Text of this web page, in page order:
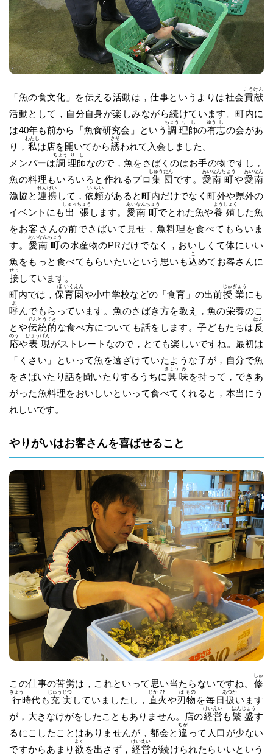
「魚の食文化」を伝える活動は，仕事というよりは社会貢
こう
献
けん
活動として，自分自身が楽しみながら続けています。町内に
は40年も前から「魚食研究会」という 調
ちょう
理
り
師
し
の有
ゆう
志
し
の会があ
り， 私
わたし
は店を開いてから誘
さそ
われて入会しました。
メンバーは調
ちょう
理
り
師
し
なので，魚をさばくのはお手の物ですし，
魚の料理もいろいろと作れるプロ集
しゅう
団
だん
です。 愛
あい
南
なん
町
ちょう
や愛
あい
南
なん
漁協と 連
れん
携
けい
して，依
い
頼
らい
があると町内だけでなく町外や県外の
イベントにも 出
しゅっ
張
ちょう
します。 愛
あい
南
なん
町
ちょう
でとれた魚や養
よう
殖
しょく
した魚
をお客さんの前でさばいて見せ，魚料理を食べてもらいま
す。 愛
あい
南
なん
町
ちょう
の水産物のPRだけでなく，おいしくて体にいい
魚をもっと食べてもらいたいという思いも込
こ
めてお客さんに
接
せっ
しています。
町内では，保
ほ
育
いく
園
えん
や小中学校などの「食育」の出前授
じゅ
業
ぎょう
にも
呼
よ
んでもらっています。魚のさばき方を教え，魚の栄養のこ
とや伝
でん
統
とう
的
てき
な食べ方についても話をします。子どもたちは 反
はん
応
のう
や表
ひょう
現
げん
がストレートなので，とても楽しいですね。最初は
「くさい」といって魚を遠ざけていたような子が，自分で魚
をさばいたり話を聞いたりするうちに興
きょう
味
み
を持って，できあ
がった魚料理をおいしいといって食べてくれると，本当にう
れしいです。
やりがいはお客さんを喜ばせること
この仕事の苦労は，これといって思い当たらないですね。 修
しゅ
行
ぎょう
時代も 充
じゅう
実
じつ
していましたし， 直
じか
火
び
や刃
は
物
もの
を毎日扱
あつか
います
が，大きなけがをしたこともありません。店の経
けい
営
えい
も繁
はん
盛
じょう
す
るにこしたことはありませんが，都会と 違
ちが
って人口が少ない
ですからあまり 欲
よく
を出さず， 経
けい
営
えい
が続けられたらいいという